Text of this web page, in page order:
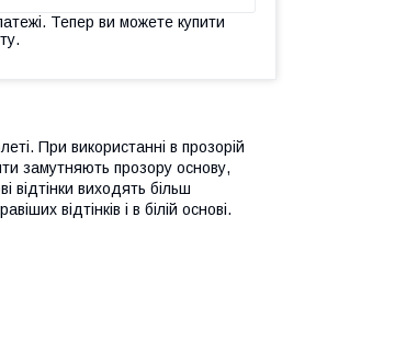
Тепер ви можете купити
При використанні в прозорій
замутняють прозору основу,
відтінки виходять більш
відтінків і в білій основі.